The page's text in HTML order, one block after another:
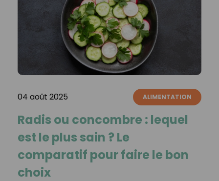
04 août 2025 ALIMENTATION
Radis ou concombre : lequel
est le plus sain ? Le
comparatif pour faire le bon
choix